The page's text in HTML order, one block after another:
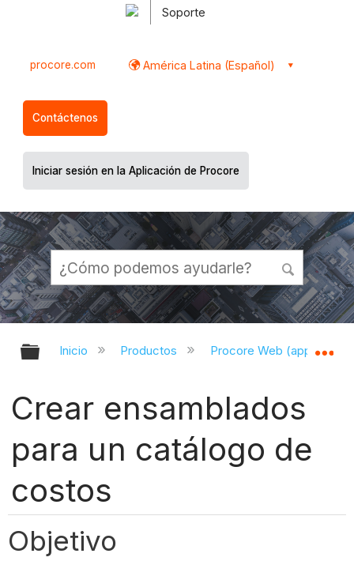
Soporte
procore.com América Latina (Español)
Contáctenos
Iniciar sesión en la Aplicación de Procore
Expandir/contraer jerarquía global
Inicio Productos Procore Web
Crear ensamblados
para un catálogo de
costos
Objetivo